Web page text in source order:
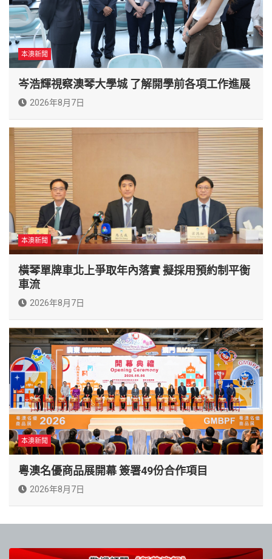
本澳新聞
岑浩輝視察澳琴大學城 了解開學前各項工作進展
2026年8月7日
本澳新聞
橫琴單牌車北上爭取年內落實 擬採用預約制平衡
車流
2026年8月7日
本澳新聞
粵澳名優商品展開幕 簽署49份合作項目
2026年8月7日